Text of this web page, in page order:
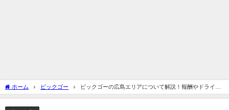
ホーム ピックゴー
ピックゴーの広島エリアについて解説！報酬やドライバ
ーの評判